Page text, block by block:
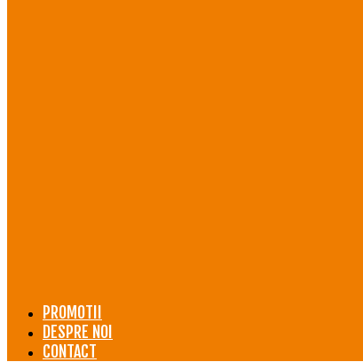
PROMOTII
DESPRE NOI
CONTACT